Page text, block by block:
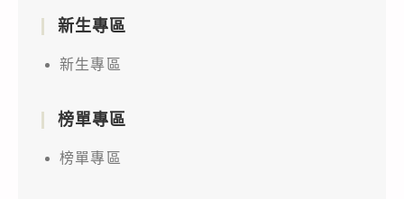
新生專區
新生專區
榜單專區
榜單專區